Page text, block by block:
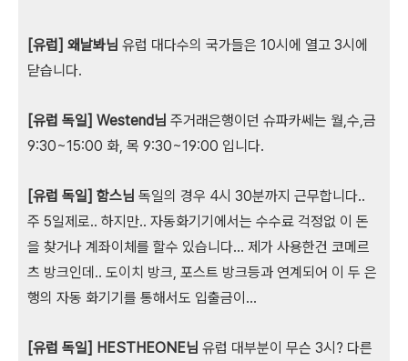
[유럽] 왜날봐님 유럽 대다수의 국가들은 10시에 열고 3시에
닫습니다.
[유럽 독일] Westend님 주거래은행이던 슈파카쎄는 월,수,금
9:30~15:00 화, 목 9:30~19:00 입니다.
[유럽 독일] 함스님 독일의 경우 4시 30분까지 근무합니다..
주 5일제로.. 하지만.. 자동화기기에서는 수수료 걱정없 이 돈
을 찾거나 계좌이체를 할수 있습니다... 제가 사용한건 코메르
츠 방크인데.. 도이치 방크, 포스트 방크등과 연계되어 이 두 은
행의 자동 화기기를 통해서도 입출금이...
[유럽 독일] HESTHEONE님 유럽 대부분이 무슨 3시? 다른